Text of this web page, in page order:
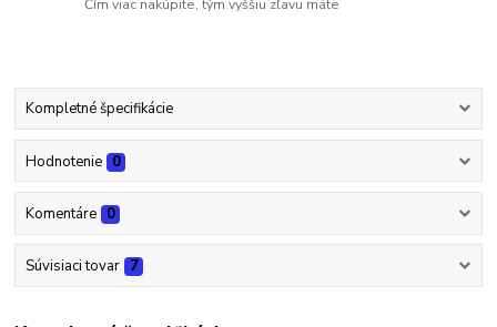
Čím viac nakúpite, tým vyššiu zľavu máte
Kompletné špecifikácie
Hodnotenie 0
Komentáre 0
Súvisiaci tovar 7